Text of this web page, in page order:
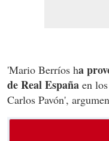
'Mario Berríos ha
de Real España en
Carlos Pavón',